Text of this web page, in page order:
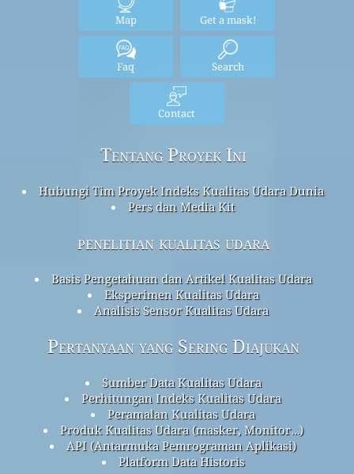
Map Get a mask!
Faq Search
Contact
Tentang Proyek Ini
Hubungi Tim Proyek Indeks Kualitas Udara Dunia
Pers dan Media Kit
penelitian kualitas udara
Basis Pengetahuan dan Artikel Kualitas Udara
Eksperimen Kualitas Udara
Analisis Sensor Kualitas Udara
Pertanyaan yang Sering Diajukan
Sumber Data Kualitas Udara
Perhitungan Indeks Kualitas Udara
Peramalan Kualitas Udara
Produk Kualitas Udara (masker, Monitor…)
API (Antarmuka Pemrograman Aplikasi)
Platform Data Historis